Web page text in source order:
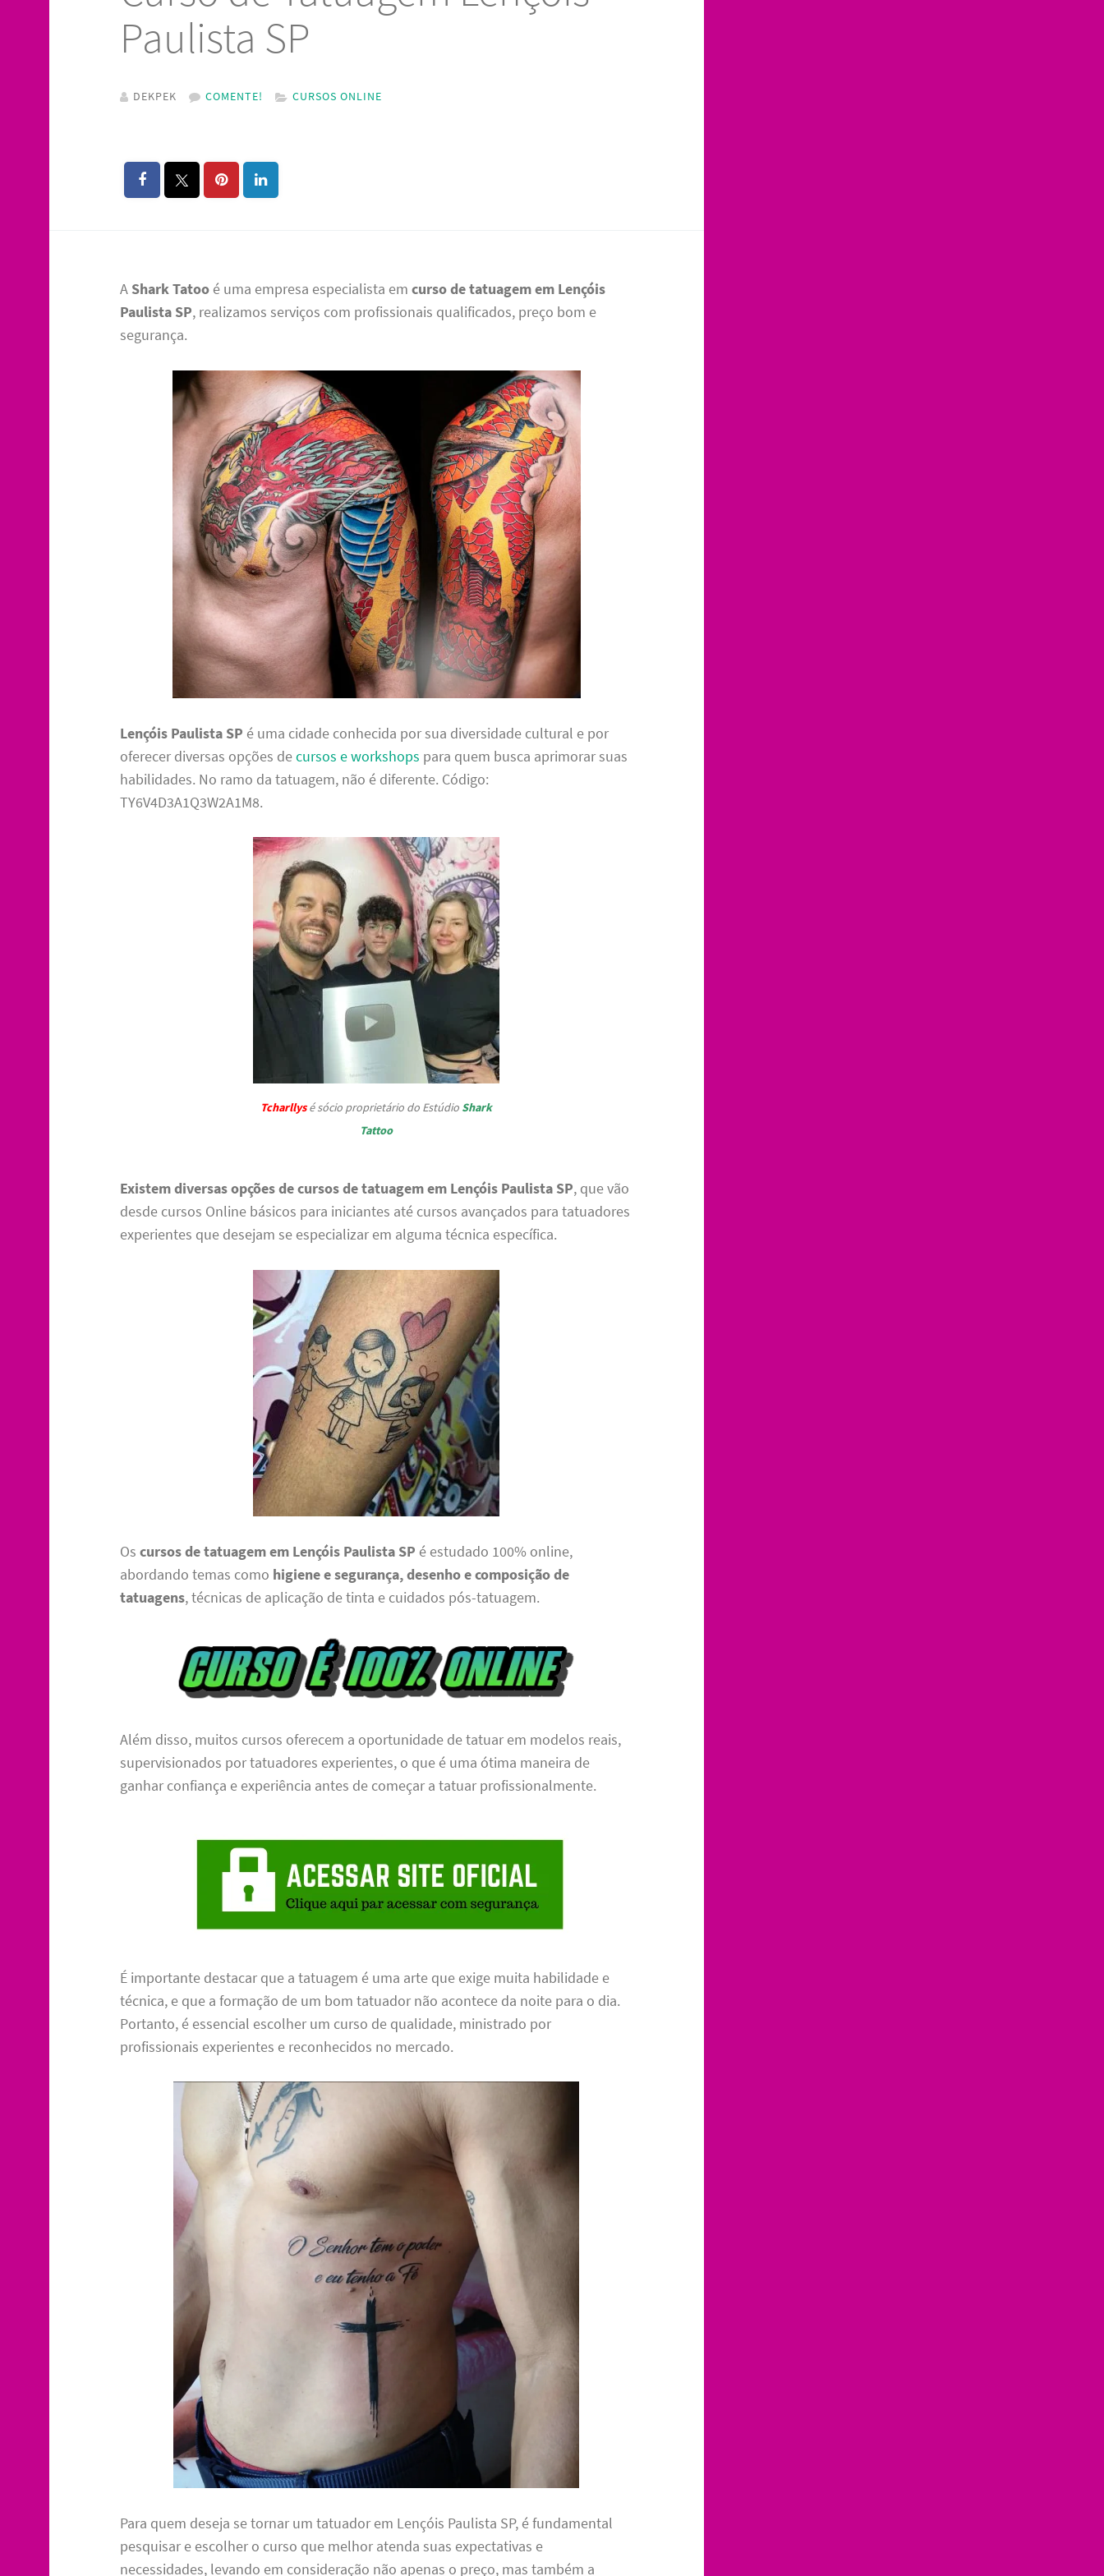
Paulista SP
DEKPEK COMENTE! CURSOS ONLINE
A Shark Tatoo é uma empresa especialista emcurso de tatuagem em Lençóis
Paulista SP, realizamos serviços com profissionais qualificados, preço bom e
segurança.
Lençóis Paulista SP é uma cidade conhecida por sua diversidade cultural e por
oferecer diversas opções decursos e workshops para quem busca aprimorar suas
habilidades. No ramo da tatuagem, não é diferente. Código:
TY6V4D3A1Q3W2A1M8.
Tcharllysé sócio proprietário do Estúdio Shark
Tattoo
Existem diversas opções de cursos de tatuagem em Lençóis Paulista SP, que vão
desde cursos Online básicos para iniciantes até cursos avançados para tatuadores
experientes que desejam se especializar em alguma técnica específica.
Oscursos de tatuagem em Lençóis Paulista SP é estudado 100% online,
abordando temas como higiene e segurança, desenho e composição de
tatuagens, técnicas de aplicação de tinta e cuidados pós-tatuagem.
Além disso, muitos cursos oferecem a oportunidade de tatuar em modelos reais,
supervisionados por tatuadores experientes, o que é uma ótima maneira de
ganhar confiança e experiência antes de começar a tatuar profissionalmente.
É importante destacar que a tatuagem é uma arte que exige muita habilidade e
técnica, e que a formação de um bom tatuador não acontece da noite para o dia.
Portanto, é essencial escolher um curso de qualidade, ministrado por
profissionais experientes e reconhecidos no mercado.
Para quem deseja se tornar um tatuador em Lençóis Paulista SP, é fundamental
pesquisar e escolher o curso que melhor atenda suas expectativas e
necessidades, levando em consideração não apenas o preço, mas também a